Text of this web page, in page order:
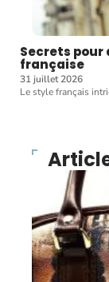
Secrets pour
française
31 juillet 2026
Le style français